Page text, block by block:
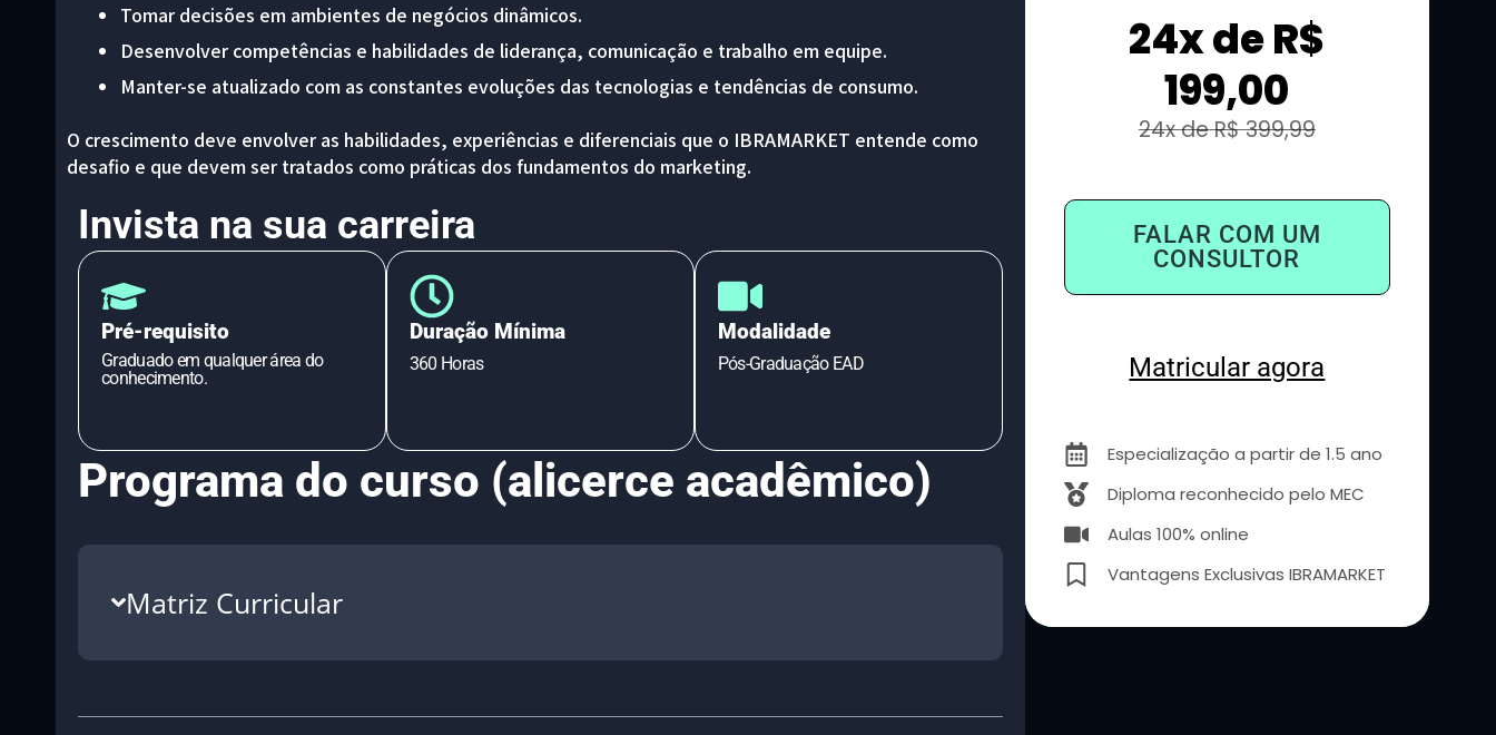
Tomar decisões em ambientes de negócios dinâmicos.
Desenvolver competências e habilidades de liderança, comunicação e trabalho em equipe.
Manter-se atualizado com as constantes evoluções das tecnologias e tendências de consumo.
O crescimento deve envolver as habilidades, experiências e diferenciais que o IBRAMARKET entende como
desafio e que devem ser tratados como práticas dos fundamentos do marketing.
Invista na sua carreira
Pré-requisito
Graduado em qualquer área do
conhecimento.
Duração Mínima
360 Horas
Modalidade
Pós-Graduação EAD
Programa do curso (alicerce acadêmico)
Matriz Curricular
24x de R$
199,00
24x de R$ 399,99
FALAR COM UM
CONSULTOR
Matricular agora
Especialização a partir de 1.5 ano
Diploma reconhecido pelo MEC
Aulas 100% online
Vantagens Exclusivas IBRAMARKET